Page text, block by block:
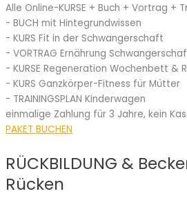
Alle Online-KURSE + Buch + Vortrag +
- BUCH mit Hintegrundwissen
- KURS Fit in der Schwangerschaft
- VORTRAG Ernährung
- KURSE Regeneration Wochenbett &
- KURS Ganzkörper-Fitness für Mütter
- TRAININGSPLAN Kinderwagen
einmalige Zahlung für 3 Jahre, kein
PAKET BUCHEN
RÜCKBILDUNG &
Rücken